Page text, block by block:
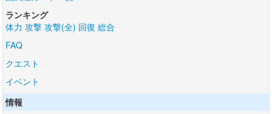
ランキング
体力 攻撃 攻撃(全) 回復 総合
FAQ
クエスト
イベント
情報